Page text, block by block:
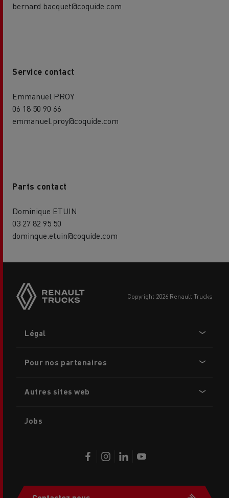
bernard.bacquet@coquide.com
Service contact
Emmanuel PROY
06 18 50 90 66
emmanuel.proy@coquide.com
Parts contact
Dominique ETUIN
03 27 82 95 50
dominque.etuin@coquide.com
copyright 2026 Renault Trucks
menu
Légal
Pour nos partenaires
Autres sites web
Jobs